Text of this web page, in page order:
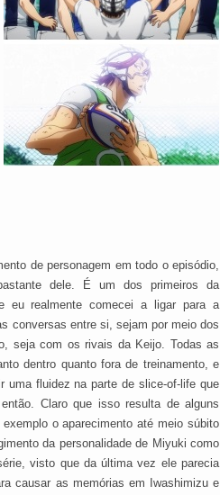
de personagem em todo o episódio,
dele. É um dos primeiros da
eu realmente comecei a ligar para a
conversas entre si, sejam por meio dos
seja com os rivais da Keijo. Todas as
dentro quanto fora de treinamento, e
uma fluidez na parte de slice-of-life que
Claro que isso resulta de alguns
o aparecimento até meio súbito
da personalidade de Miyuki como
visto que da última vez ele parecia
causar as memórias em Iwashimizu e